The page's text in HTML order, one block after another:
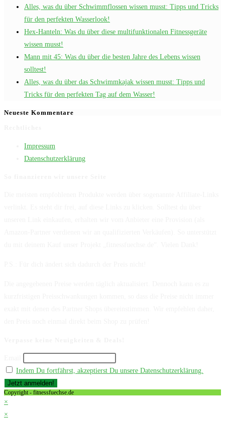
Alles, was du über Schwimmflossen wissen musst: Tipps und Tricks
für den perfekten Wasserlook!
Hex-Hanteln: Was du über diese multifunktionalen Fitnessgeräte
wissen musst!
Mann mit 45: Was du über die besten Jahre des Lebens wissen
solltest!
Alles, was du über das Schwimmkajak wissen musst: Tipps und
Tricks für den perfekten Tag auf dem Wasser!
Neueste Kommentare
Impressum
Datenschutzerklärung
Indem Du fortfährst, akzeptierst Du unsere Datenschutzerklärung.
Copyright - fitnessfuechse.de
×
×